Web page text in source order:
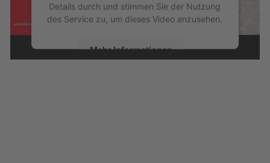
Details durch und stimmen Sie der Nutzung
des Service zu, um dieses Video anzusehen.
Mehr Informationen